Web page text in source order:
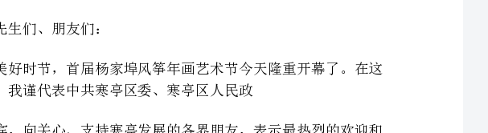
也是连接省会济南与胶东半岛的中间枢纽，总面积平方公里，人口万，辖经济技术开发区、海洋化工开
发区和镇乡个街道。寒亭前身潍县，历史悠久，人文荟萃，具有深厚的文化底蕴。“建安七子”中
流派纷呈，尤其以杨家埠风筝年画为代表的地方特色艺术更是独树一帜，享誉四方。杨家埠风筝以其造型